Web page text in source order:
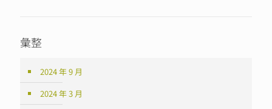
彙整
2024 年 9 月
2024 年 3 月